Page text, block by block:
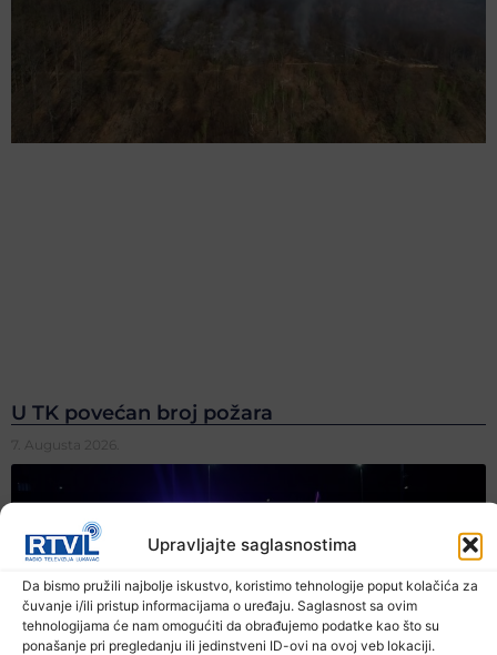
Upravljajte saglasnostima
Da bismo pružili najbolje iskustvo, koristimo tehnologije poput kolačića za
čuvanje i/ili pristup informacijama o uređaju. Saglasnost sa ovim
tehnologijama će nam omogućiti da obrađujemo podatke kao što su
ponašanje pri pregledanju ili jedinstveni ID-ovi na ovoj veb lokaciji.
U TK povećan broj požara
7. Augusta 2026.